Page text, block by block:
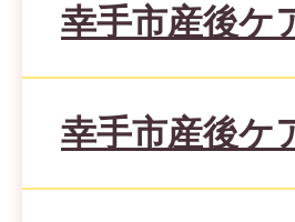
幸手市産後ケ
幸手市産後ケ